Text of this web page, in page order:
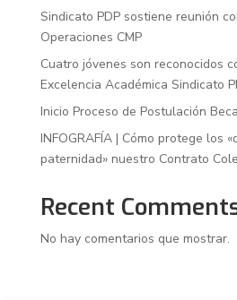
Sindicato PDP sostiene reunión
Operaciones CMP
Cuatro jóvenes son reconocidos
Excelencia Académica Sindicato
Inicio Proceso de Postulación
INFOGRAFÍA | Cómo protege los
paternidad» nuestro Contrato
Recent
No hay comentarios que mostrar.